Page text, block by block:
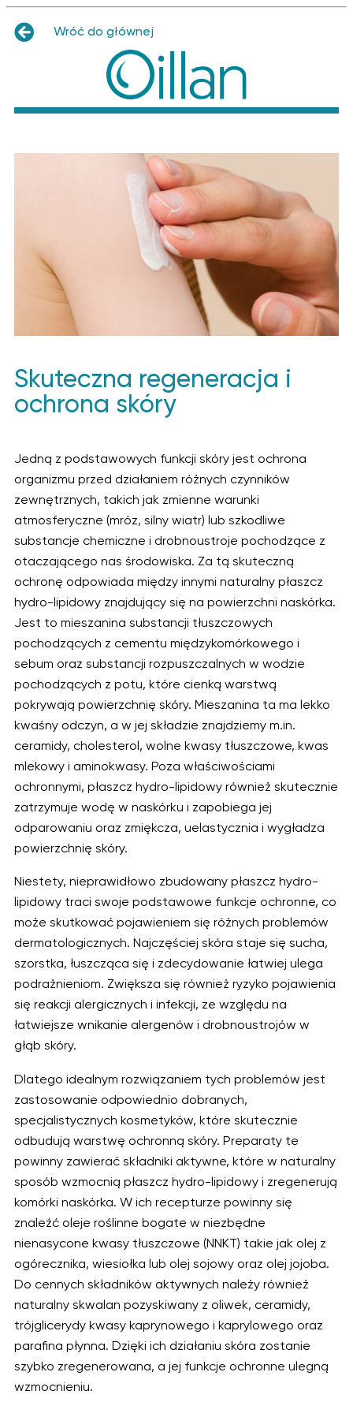
Wróć do głównej
Skuteczna regeneracja i
ochrona skóry
Jedną z podstawowych funkcji skóry jest ochrona
organizmu przed działaniem różnych czynników
zewnętrznych, takich jak zmienne warunki
atmosferyczne (mróz, silny wiatr) lub szkodliwe
substancje chemiczne i drobnoustroje pochodzące z
otaczającego nas środowiska. Za tą skuteczną
ochronę odpowiada między innymi naturalny płaszcz
hydro-lipidowy znajdujący się na powierzchni naskórka.
Jest to mieszanina substancji tłuszczowych
pochodzących z cementu międzykomórkowego i
sebum oraz substancji rozpuszczalnych w wodzie
pochodzących z potu, które cienką warstwą
pokrywają powierzchnię skóry. Mieszanina ta ma lekko
kwaśny odczyn, a w jej składzie znajdziemy m.in.
ceramidy, cholesterol, wolne kwasy tłuszczowe, kwas
mlekowy i aminokwasy. Poza właściwościami
ochronnymi, płaszcz hydro-lipidowy również skutecznie
zatrzymuje wodę w naskórku i zapobiega jej
odparowaniu oraz zmiękcza, uelastycznia i wygładza
powierzchnię skóry.
Niestety, nieprawidłowo zbudowany płaszcz hydro-
lipidowy traci swoje podstawowe funkcje ochronne, co
może skutkować pojawieniem się różnych problemów
dermatologicznych. Najczęściej skóra staje się sucha,
szorstka, łuszcząca się i zdecydowanie łatwiej ulega
podrażnieniom. Zwiększa się również ryzyko pojawienia
się reakcji alergicznych i infekcji, ze względu na
łatwiejsze wnikanie alergenów i drobnoustrojów w
głąb skóry.
Dlatego idealnym rozwiązaniem tych problemów jest
zastosowanie odpowiednio dobranych,
specjalistycznych kosmetyków, które skutecznie
odbudują warstwę ochronną skóry. Preparaty te
powinny zawierać składniki aktywne, które w naturalny
sposób wzmocnią płaszcz hydro-lipidowy i zregenerują
komórki naskórka. W ich recepturze powinny się
znaleźć oleje roślinne bogate w niezbędne
nienasycone kwasy tłuszczowe (NNKT) takie jak olej z
ogórecznika, wiesiołka lub olej sojowy oraz olej jojoba.
Do cennych składników aktywnych należy również
naturalny skwalan pozyskiwany z oliwek, ceramidy,
trójglicerydy kwasy kaprynowego i kaprylowego oraz
parafina płynna. Dzięki ich działaniu skóra zostanie
szybko zregenerowana, a jej funkcje ochronne ulegną
wzmocnieniu.